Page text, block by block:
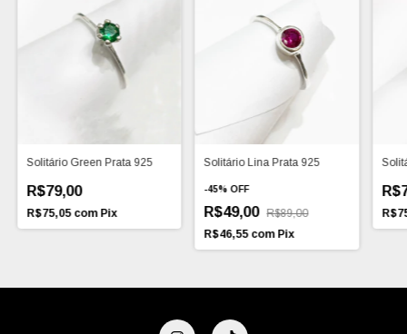
Solitário Green Prata 925
R$79,00
R$75,05 com Pix
Solitário Lina Prata 925
-45%OFF
R$49,00 R$89,00
R$46,55 com Pix